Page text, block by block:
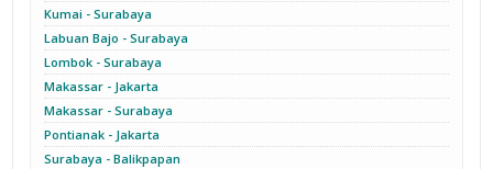
Kumai - Surabaya
Labuan Bajo - Surabaya
Lombok - Surabaya
Makassar - Jakarta
Makassar - Surabaya
Pontianak - Jakarta
Surabaya - Balikpapan